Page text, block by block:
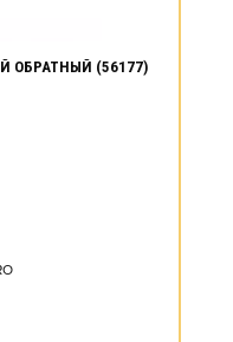
ОБРАТНЫЙ (56177)